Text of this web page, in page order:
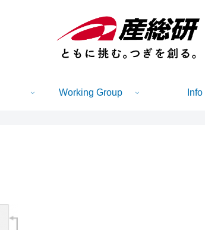
Working Group Info